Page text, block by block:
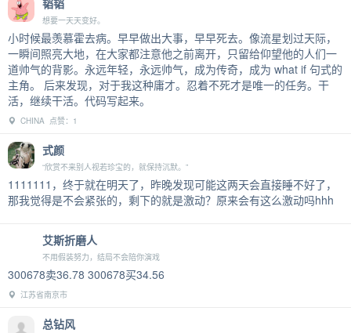
韬韬
想要一天天变好。
小时候最羡慕霍去病。早早做出大事，早早死去。像流星划过天际，
一瞬间照亮大地，在大家都注意他之前离开，只留给仰望他的人们一
道帅气的背影。永远年轻，永远帅气，成为传奇，成为 what if 句式的
主角。 后来发现，对于我这种庸才。忍着不死才是唯一的任务。干
活，继续干活。代码写起来。
CHINA 点赞：1
式颜
“欣赏不来别人视若珍宝的，就保持沉默。”
1111111，终于就在明天了，昨晚发现可能这两天会直接睡不好了，
那我觉得是不会紧张的，剩下的就是激动？原来会有这么激动吗hhh
艾斯折磨人
不用假装努力，结局不会陪你演戏
300678卖36.78 300678买34.56
江苏省南京市
总钻风